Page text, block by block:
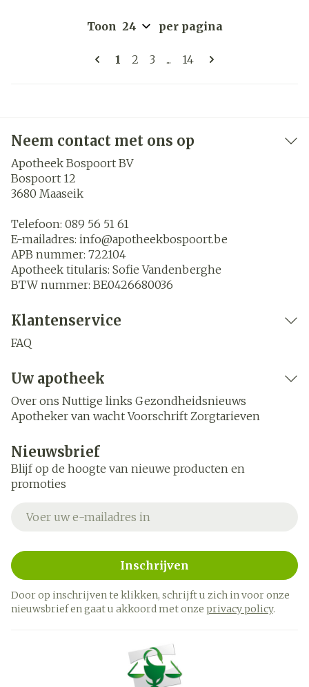
Pagina's
U lees momenteel pagina
1 Pagina
2 Pagina
3 ... Pagina
14
Toon per pagina
Neem contact met ons op
Apotheek Bospoort BV
Bospoort 12
3680 Maaseik
Telefoon: 089 56 51 61
E-mailadres: info@apotheekbospoort.be
APB nummer: 722104
Apotheek titularis: Sofie Vandenberghe
BTW nummer: BE0426680036
Klantenservice
FAQ
Uw apotheek
Over ons Nuttige links Gezondheidsnieuws
Apotheker van wacht Voorschrift Zorgtarieven
Nieuwsbrief
Blijf op de hoogte van nieuwe producten en
promoties
Inschrijven
Door op inschrijven te klikken, schrijft u zich in voor onze
nieuwsbrief en gaat u akkoord met onze privacy policy.